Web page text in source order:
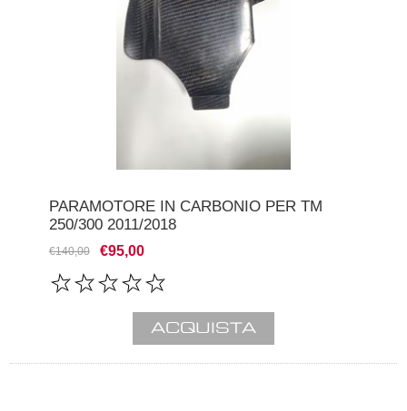
PARAMOTORE IN CARBONIO PER TM
250/300 2011/2018
€140,00 €95,00